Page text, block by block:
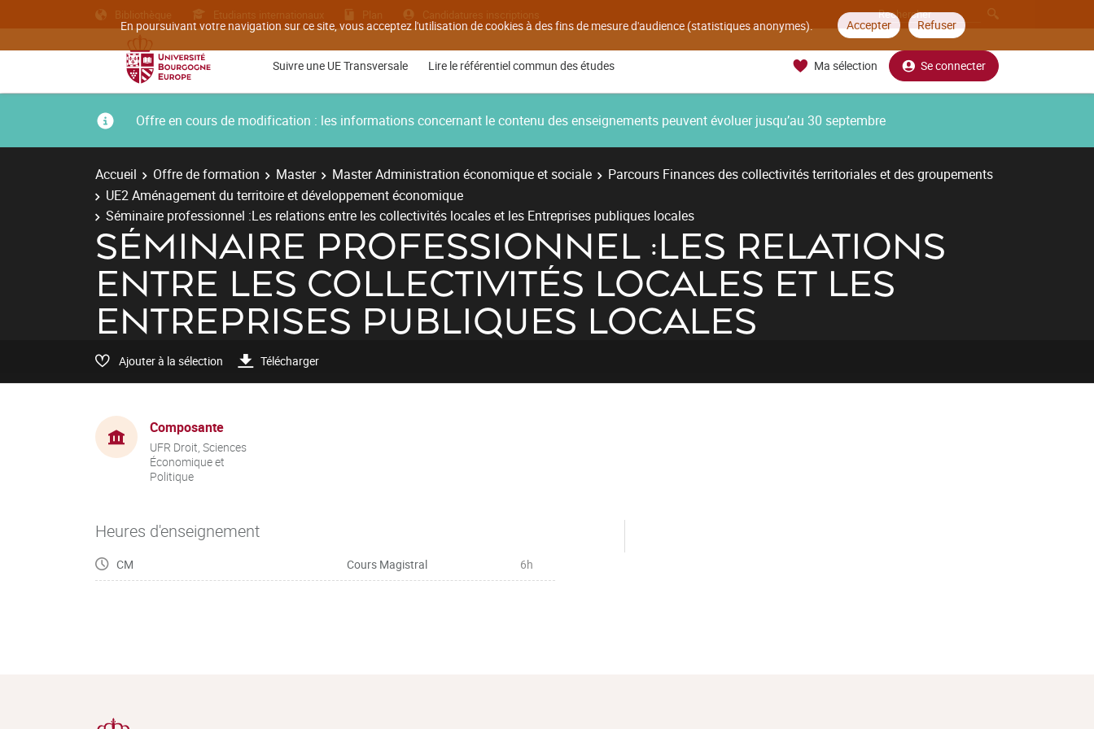
En poursuivant votre navigation sur ce site, vous acceptez l'utilisation de cookies à des fins de mesure d'audience (statistiques anonymes). Accepter Refuser
Bibliothèque Etudiants internationaux Plan Candidatures inscriptions
Suivre une UE Transversale Lire le référentiel commun des études Ma sélection Se connecter
Offre en cours de modification : les informations concernant le contenu des enseignements peuvent évoluer jusqu’au 30 septembre
Accueil Offre de formation Master Master Administration économique et sociale
Parcours Finances des collectivités territoriales et des groupements
UE2 Aménagement du territoire et développement économique
Séminaire professionnel :Les relations entre les collectivités locales et les Entreprises publiques locales
SÉMINAIRE PROFESSIONNEL :LES RELATIONS
ENTRE LES COLLECTIVITÉS LOCALES ET LES
ENTREPRISES PUBLIQUES LOCALES
Ajouter à la sélection Télécharger
Composante
UFR Droit, Sciences
Économique et
Politique
Heures d'enseignement
CM Cours Magistral 6h